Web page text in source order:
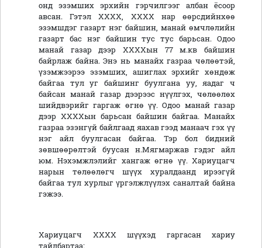
онд эзэмших эрхийн гэрчилгээг албан ёсоор
авсан. Гэтэл ХХХХ, ХХХХ нар өөрсдийнхөө
эзэмшдэг газарт нэг байшин, манай өмчлөлийн
газарт бас нэг байшин тус тус барьсан. Одоо
манай газар дээр ХХХХын 77 м.кв байшин
байрлаж байна. Энэ нь манайх газраа чөлөөтэй,
үзэмжээрээ эзэмших, ашиглах эрхийг хөндөж
байгаа тул уг байшинг буулгана уу, яадаг ч
байсан манай газар дээрээс нүүлгэх, чөлөөлөх
шийдвэрийг гаргаж өгнө үү. Одоо манай газар
дээр ХХХХын барьсан байшин байгаа. Манайх
газраа эзэнгүй байлгаад яахав гээд манаач гэх үү
нэг айл буулгасан байгаа. Тэр бол бидний
зөвшөөрөлтэй буусан н.Мягмаржав гэдэг айл
юм. Нэхэмжлэлийг хангаж өгнө үү. Хариуцагч
нарын төлөөлөгч шүүх хуралдаанд ирээгүй
байгаа тул хурлыг үргэлжлүүлэх саналтай байна
гэжээ.
Хариуцагч ХХХХ шүүхэд гаргасан хариу
тайлбартаа: